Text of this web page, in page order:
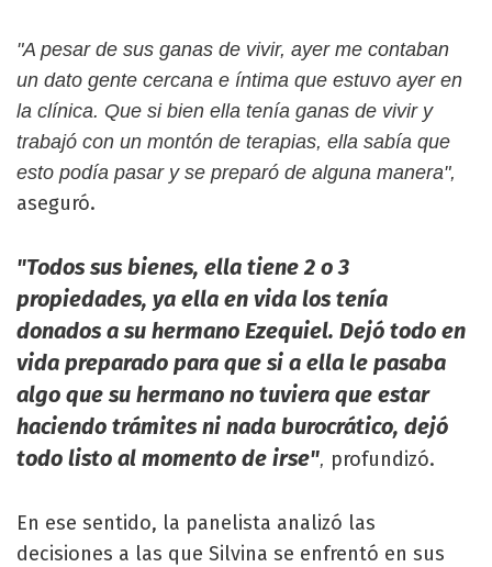
"A pesar de sus ganas de vivir, ayer me contaban
un dato gente cercana e íntima que estuvo ayer en
la clínica. Que si bien ella tenía ganas de vivir y
trabajó con un montón de terapias, ella sabía que
esto podía pasar y se preparó de alguna manera",
aseguró.
"Todos sus bienes, ella tiene 2 o 3
propiedades, ya ella en vida los tenía
donados a su hermano Ezequiel. Dejó todo en
vida preparado para que si a ella le pasaba
algo que su hermano no tuviera que estar
haciendo trámites ni nada burocrático, dejó
todo listo al momento de irse", profundizó.
En ese sentido, la panelista analizó las
decisiones a las que Silvina se enfrentó en sus